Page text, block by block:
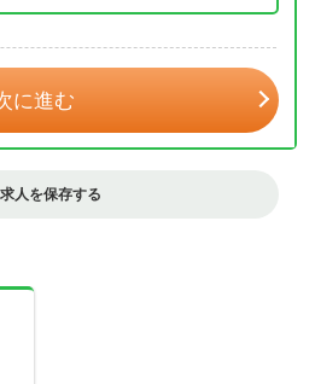
に進む
求人を保存する